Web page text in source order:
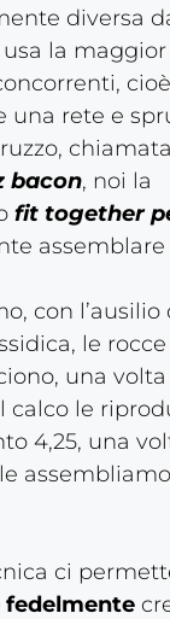
diversa
la
una rete e
bacon, noi la
fit together
assemblare
con l’ausilio
le
una volta
calco le
4,25, una
ci